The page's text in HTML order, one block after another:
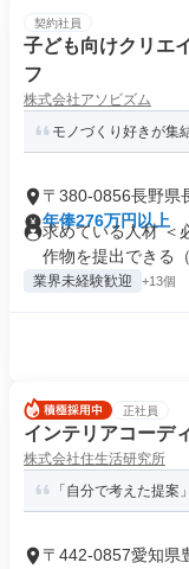
契約社員
子ども向けクリエ
フ
株式会社アソビズム
モノづくり好きが集
〒380-0856長野県
年俸276万円以上
求めている人材 ＜
作物を提出できる
業界未経験歓迎 +13個
正社員
インテリアコーデ
株式会社住生活研究所
「自分で考えた提
〒442-0857愛知県